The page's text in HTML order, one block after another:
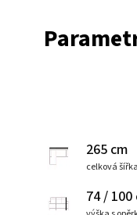
265 cm
celková šířka
74 / 100